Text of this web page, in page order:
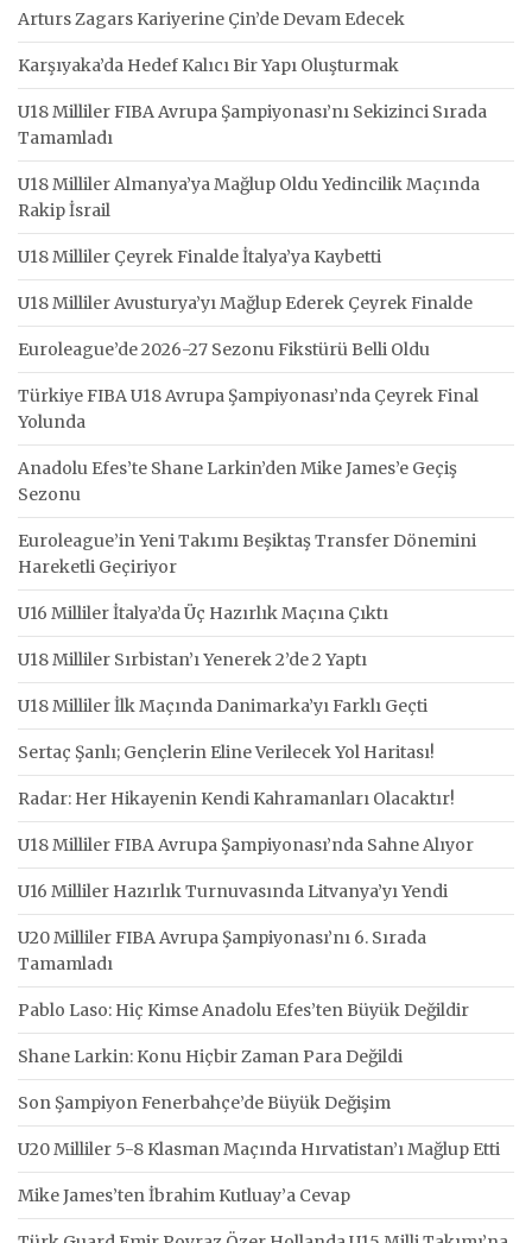
Arturs Zagars Kariyerine Çin’de Devam Edecek
Karşıyaka’da Hedef Kalıcı Bir Yapı Oluşturmak
U18 Milliler FIBA Avrupa Şampiyonası’nı Sekizinci Sırada
Tamamladı
U18 Milliler Almanya’ya Mağlup Oldu Yedincilik Maçında
Rakip İsrail
U18 Milliler Çeyrek Finalde İtalya’ya Kaybetti
U18 Milliler Avusturya’yı Mağlup Ederek Çeyrek Finalde
Euroleague’de 2026-27 Sezonu Fikstürü Belli Oldu
Türkiye FIBA U18 Avrupa Şampiyonası’nda Çeyrek Final
Yolunda
Anadolu Efes’te Shane Larkin’den Mike James’e Geçiş
Sezonu
Euroleague’in Yeni Takımı Beşiktaş Transfer Dönemini
Hareketli Geçiriyor
U16 Milliler İtalya’da Üç Hazırlık Maçına Çıktı
U18 Milliler Sırbistan’ı Yenerek 2’de 2 Yaptı
U18 Milliler İlk Maçında Danimarka’yı Farklı Geçti
Sertaç Şanlı; Gençlerin Eline Verilecek Yol Haritası!
Radar: Her Hikayenin Kendi Kahramanları Olacaktır!
U18 Milliler FIBA Avrupa Şampiyonası’nda Sahne Alıyor
U16 Milliler Hazırlık Turnuvasında Litvanya’yı Yendi
U20 Milliler FIBA Avrupa Şampiyonası’nı 6. Sırada
Tamamladı
Pablo Laso: Hiç Kimse Anadolu Efes’ten Büyük Değildir
Shane Larkin: Konu Hiçbir Zaman Para Değildi
Son Şampiyon Fenerbahçe’de Büyük Değişim
U20 Milliler 5-8 Klasman Maçında Hırvatistan’ı Mağlup Etti
Mike James’ten İbrahim Kutluay’a Cevap